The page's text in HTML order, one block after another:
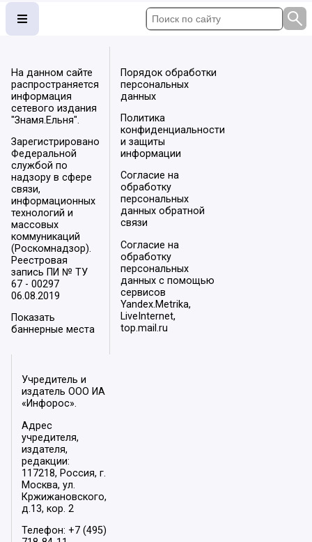
На данном сайте
распространяется
информация
сетевого издания
"Знамя.Ельня".
Зарегистрировано
Федеральной
службой по
надзору в сфере
связи,
информационных
технологий и
массовых
коммуникаций
(Роскомнадзор).
Реестровая
запись ПИ № ТУ
67 - 00297
06.08.2019
Показать
баннерные места
Порядок обработки
персональных
данных
Политика
конфиденциальности
и защиты
информации
Согласие на
обработку
персональных
данных обратной
связи
Согласие на
обработку
персональных
данных с помощью
сервисов
Yandex.Metrika,
LiveInternet,
top.mail.ru
Учредитель и
издатель ООО ИА
«Инфорос».
Адрес
учредителя,
издателя,
редакции:
117218, Россия, г.
Москва, ул.
Кржижановского,
д.13, кор. 2
Телефон: +7 (495)